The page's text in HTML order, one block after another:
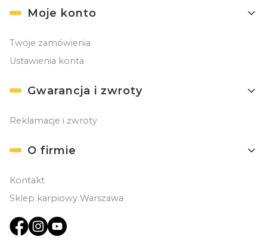
Moje konto
Twoje zamówienia
Ustawienia konta
Gwarancja i zwroty
Reklamacje i zwroty
O firmie
Kontakt
Sklep karpiowy Warszawa